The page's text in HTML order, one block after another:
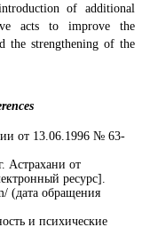
of additional
acts to improve the
the strengthening of the
от 13.06.1996 № 63-
Астрахани от
ресурс].
(дата обращения
и психические